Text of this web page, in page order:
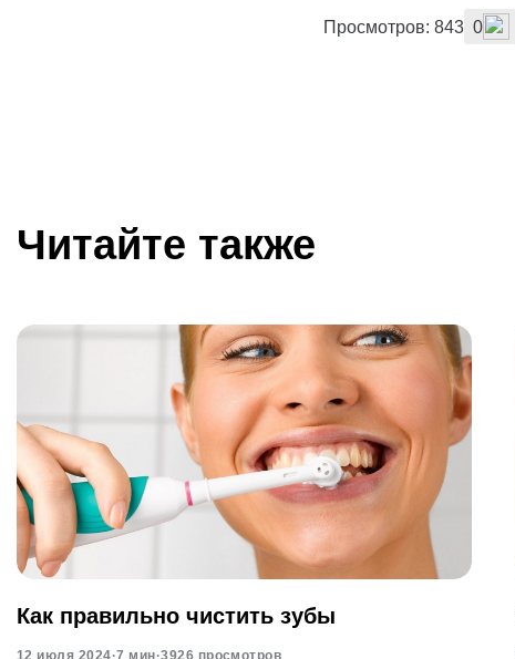
Просмотров: 843 0
Читайте также
Как правильно чистить зубы
12 июля 2024·7 мин·3926 просмотров